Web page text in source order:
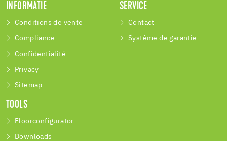
INFORMATIE
Conditions de vente
Compliance
Confidentialité
Privacy
Sitemap
SERVICE
Contact
Système de garantie
TOOLS
Floorconfigurator
Downloads